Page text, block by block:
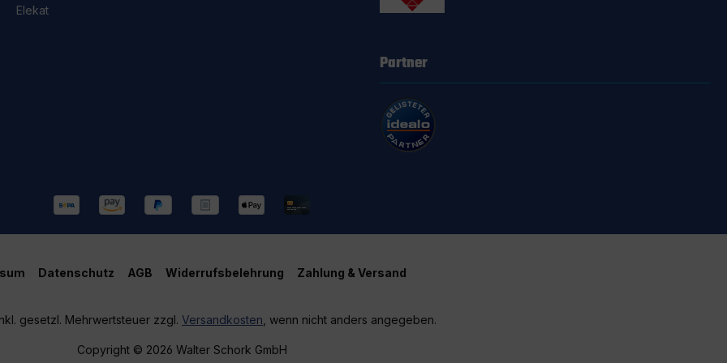
Elekat
Partner
Datenschutz AGB Widerrufsbelehrung Zahlung & Versand
gesetzl. Mehrwertsteuer zzgl. Versandkosten , wenn nicht anders angegeben.
Copyright © 2026 Walter Schork GmbH